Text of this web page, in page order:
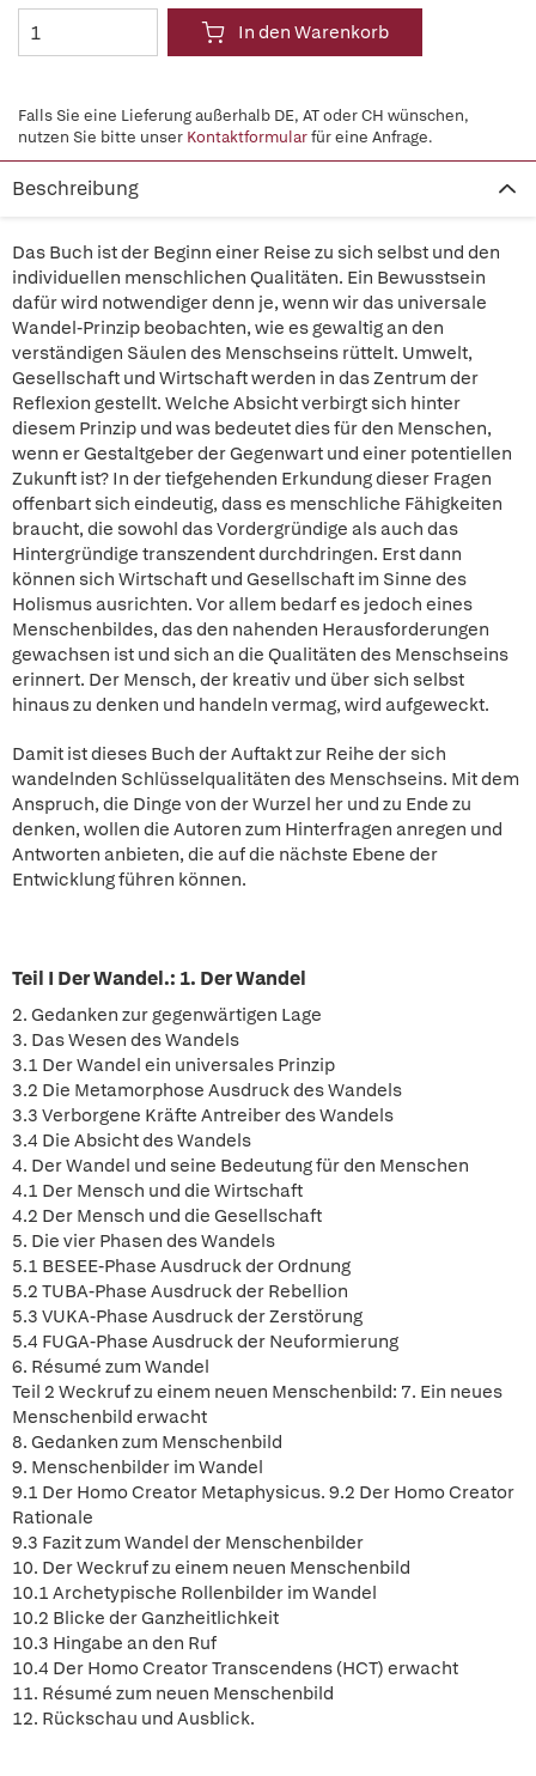
In den Warenkorb
Falls Sie eine Lieferung außerhalb DE, AT oder CH wünschen,
nutzen Sie bitte unser Kontaktformularfür eine Anfrage.
Beschreibung
Das Buch ist der Beginn einer Reise zu sich selbst und den
individuellen menschlichen Qualitäten. Ein Bewusstsein
dafür wird notwendiger denn je, wenn wir das universale
Wandel-Prinzip beobachten, wie es gewaltig an den
verständigen Säulen des Menschseins rüttelt. Umwelt,
Gesellschaft und Wirtschaft werden in das Zentrum der
Reflexion gestellt. Welche Absicht verbirgt sich hinter
diesem Prinzip und was bedeutet dies für den Menschen,
wenn er Gestaltgeber der Gegenwart und einer potentiellen
Zukunft ist? In der tiefgehenden Erkundung dieser Fragen
offenbart sich eindeutig, dass es menschliche Fähigkeiten
braucht, die sowohl das Vordergründige als auch das
Hintergründige transzendent durchdringen. Erst dann
können sich Wirtschaft und Gesellschaft im Sinne des
Holismus ausrichten. Vor allem bedarf es jedoch eines
Menschenbildes, das den nahenden Herausforderungen
gewachsen ist und sich an die Qualitäten des Menschseins
erinnert. Der Mensch, der kreativ und über sich selbst
hinaus zu denken und handeln vermag, wird aufgeweckt.
Damit ist dieses Buch der Auftakt zur Reihe der sich
wandelnden Schlüsselqualitäten des Menschseins. Mit dem
Anspruch, die Dinge von der Wurzel her und zu Ende zu
denken, wollen die Autoren zum Hinterfragen anregen und
Antworten anbieten, die auf die nächste Ebene der
Entwicklung führen können.
Teil I Der Wandel.: 1. Der Wandel
2. Gedanken zur gegenwärtigen Lage
3. Das Wesen des Wandels
3.1 Der Wandel ein universales Prinzip
3.2 Die Metamorphose Ausdruck des Wandels
3.3 Verborgene Kräfte Antreiber des Wandels
3.4 Die Absicht des Wandels
4. Der Wandel und seine Bedeutung für den Menschen
4.1 Der Mensch und die Wirtschaft
4.2 Der Mensch und die Gesellschaft
5. Die vier Phasen des Wandels
5.1 BESEE-Phase Ausdruck der Ordnung
5.2 TUBA-Phase Ausdruck der Rebellion
5.3 VUKA-Phase Ausdruck der Zerstörung
5.4 FUGA-Phase Ausdruck der Neuformierung
6. Résumé zum Wandel
Teil 2 Weckruf zu einem neuen Menschenbild: 7. Ein neues
Menschenbild erwacht
8. Gedanken zum Menschenbild
9. Menschenbilder im Wandel
9.1 Der Homo Creator Metaphysicus. 9.2 Der Homo Creator
Rationale
9.3 Fazit zum Wandel der Menschenbilder
10. Der Weckruf zu einem neuen Menschenbild
10.1 Archetypische Rollenbilder im Wandel
10.2 Blicke der Ganzheitlichkeit
10.3 Hingabe an den Ruf
10.4 Der Homo Creator Transcendens (HCT) erwacht
11. Résumé zum neuen Menschenbild
12. Rückschau und Ausblick.